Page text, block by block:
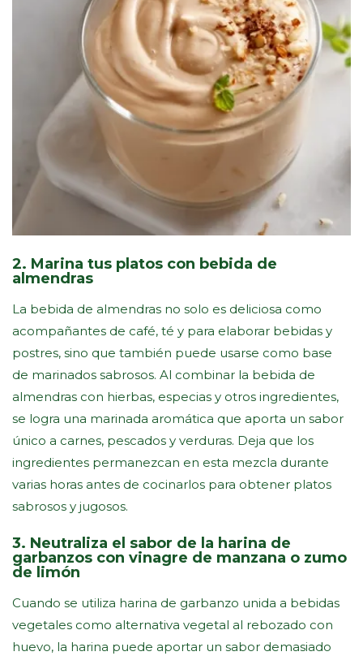
2. Marina tus platos con bebida de
almendras
La bebida de almendras no solo es deliciosa como
acompañantes de café, té y para elaborar bebidas y
postres, sino que también puede usarse como base
de marinados sabrosos. Al combinar la bebida de
almendras con hierbas, especias y otros ingredientes,
se logra una marinada aromática que aporta un sabor
único a carnes, pescados y verduras. Deja que los
ingredientes permanezcan en esta mezcla durante
varias horas antes de cocinarlos para obtener platos
sabrosos y jugosos.
3. Neutraliza el sabor de la harina de
garbanzos con vinagre de manzana o zumo
de limón
Cuando se utiliza harina de garbanzo unida a bebidas
vegetales como alternativa vegetal al rebozado con
huevo, la harina puede aportar un sabor demasiado